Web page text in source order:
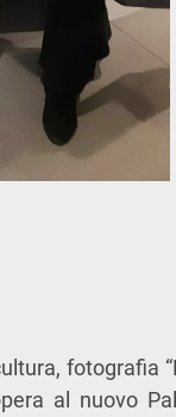
fotografia
al nuovo